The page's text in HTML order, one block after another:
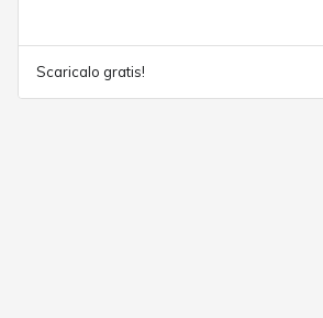
Scaricalo gratis!